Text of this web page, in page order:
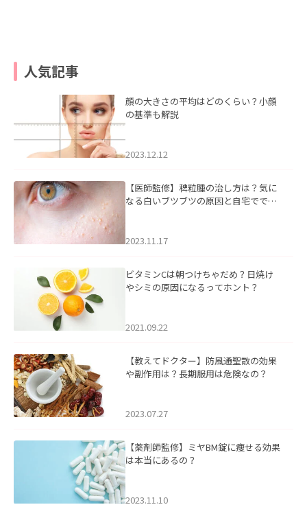
人気記事
顔の大きさの平均はどのくらい？小顔
の基準も解説
2023.12.12
【医師監修】稗粒腫の治し方は？気に
なる白いブツブツの原因と自宅ででき
2023.11.17
ビタミンCは朝つけちゃだめ？日焼け
やシミの原因になるってホント？
2021.09.22
【教えてドクター】防風通聖散の効果
や副作用は？長期服用は危険なの？
2023.07.27
【薬剤師監修】ミヤBM錠に痩せる効果
は本当にあるの？
2023.11.10